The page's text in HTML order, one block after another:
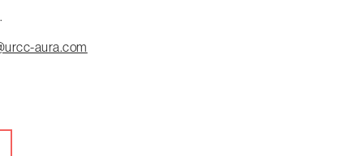
aura.com